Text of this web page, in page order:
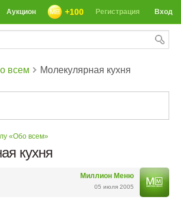
СЕГОДНЯ: 39142 РЕЦЕПТА
Вход
Регистрация
+100
Аукцион
всем Молекулярная кухня
«Обо всем»
кухня
Миллион Меню
05 июля 2005